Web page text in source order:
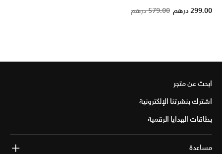
Price reduced from
579.00 درهمto 299.00 درهم
ابحث عن متجر
اشترك بنشرتنا الإلكترونية
بطاقات الهدايا الرقمية
مساعدة